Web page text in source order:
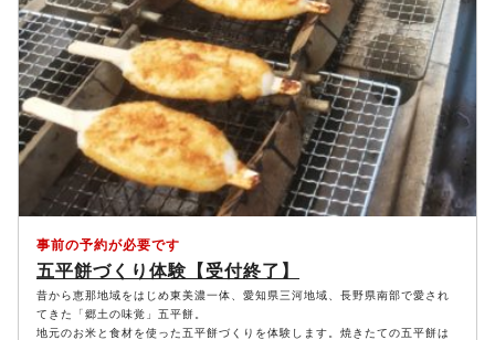
事前の予約が必要です
五平餅づくり体験【受付終了】
昔から恵那地域をはじめ東美濃一体、愛知県三河地域、長野県南部で愛され
てきた「郷土の味覚」五平餅。
地元のお米と食材を使った五平餅づくりを体験します。焼きたての五平餅は